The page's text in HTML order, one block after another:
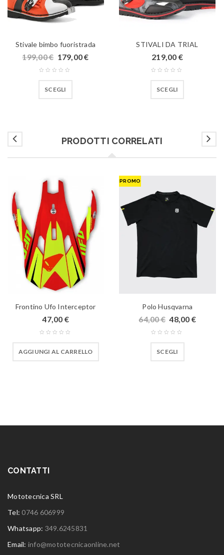
Stivale bimbo fuoristrada
199,00€ 179,00€
SCEGLI
STIVALI DA TRIAL
219,00 €
SCEGLI
PRODOTTI CORRELATI
Frontino Ufo Interceptor
47,00 €
AGGIUNGI AL CARRELLO
PROMO
Polo Husqvarna
64,00€ 48,00 €
SCEGLI
CONTATTI
Mototecnica SRL
Tel:0746 606999
Whatsapp: 349.6245831
Email: info@mototecnicaonline.net